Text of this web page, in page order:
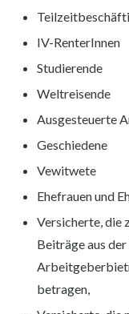
IV-RenterInnen
Studierende
Weltreisende
Ausgesteuerte
Geschiedene
Vewitwete
Ehefrauen und
Versicherte, die
Beiträge aus
betragen,